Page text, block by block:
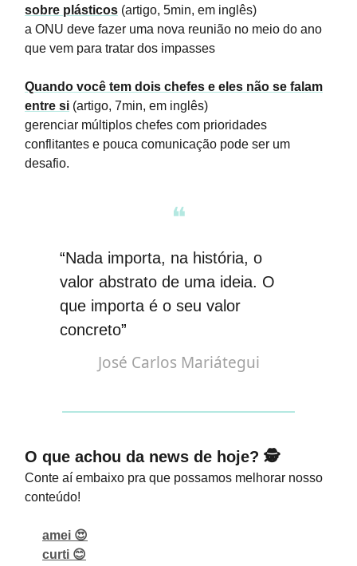
sobre plásticos (artigo, 5min, em inglês)
a ONU deve fazer uma nova reunião no meio do ano
que vem para tratar dos impasses
Quando você tem dois chefes e eles não se falam
entre si (artigo, 7min, em inglês)
gerenciar múltiplos chefes com prioridades
conflitantes e pouca comunicação pode ser um
desafio.
❝
“Nada importa, na história, o
valor abstrato de uma ideia. O
que importa é o seu valor
concreto”
José Carlos Mariátegui
O que achou da news de hoje? 🕵️
Conte aí embaixo pra que possamos melhorar nosso
conteúdo!
amei 😍
curti 😊